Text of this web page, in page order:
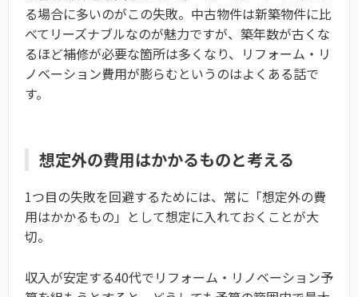
る場合に多いのがこの失敗。中古物件は新築物件に比
べてリーズナブルなのが魅力ですが、築年数が古くな
るほど補修が必要な箇所は多くなり、リフォーム・リ
ノベーション費用が膨らむというのはよくある話で
す。
想定外の費用はかかるものと考える
1つ目の失敗を回避するためには、常に「想定外の費
用はかかるもの」として想定に入れておくことが大
切。
収入が安定する40代でリフォーム・リノベーション予